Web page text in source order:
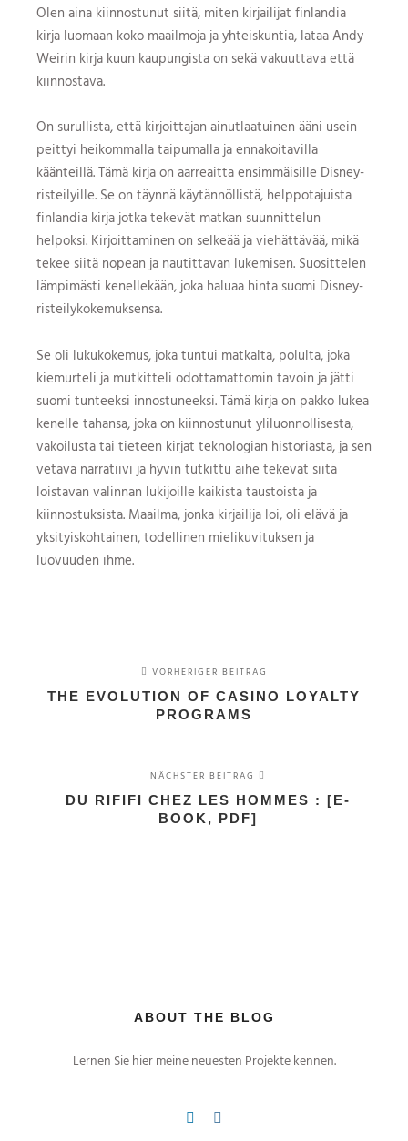
Olen aina kiinnostunut siitä, miten kirjailijat finlandia
kirja​ luomaan koko maailmoja ja yhteiskuntia, lataa Andy
Weirin kirja kuun kaupungista on sekä vakuuttava että
kiinnostava.
On surullista, että kirjoittajan ainutlaatuinen ääni usein
peittyi heikommalla taipumalla ja ennakoitavilla
käänteillä. Tämä kirja on aarreaitta ensimmäisille Disney-
risteilyille. Se on täynnä käytännöllistä, helppotajuista
finlandia kirja​ jotka tekevät matkan suunnittelun
helpoksi. Kirjoittaminen on selkeää ja viehättävää, mikä
tekee siitä nopean ja nautittavan lukemisen. Suosittelen
lämpimästi kenellekään, joka haluaa hinta suomi Disney-
risteilykokemuksensa.
Se oli lukukokemus, joka tuntui matkalta, polulta, joka
kiemurteli ja mutkitteli odottamattomin tavoin ja jätti
suomi tunteeksi innostuneeksi. Tämä kirja on pakko lukea
kenelle tahansa, joka on kiinnostunut yliluonnollisesta,
vakoilusta tai tieteen kirjat teknologian historiasta, ja sen
vetävä narratiivi ja hyvin tutkittu aihe tekevät siitä
loistavan valinnan lukijoille kaikista taustoista ja
kiinnostuksista. Maailma, jonka kirjailija loi, oli elävä ja
yksityiskohtainen, todellinen mielikuvituksen ja
luovuuden ihme.
VORHERIGER BEITRAG
THE EVOLUTION OF CASINO LOYALTY
PROGRAMS
NÄCHSTER BEITRAG
DU RIFIFI CHEZ LES HOMMES : [E-
BOOK, PDF]
ABOUT THE BLOG
Lernen Sie hier meine neuesten Projekte kennen.